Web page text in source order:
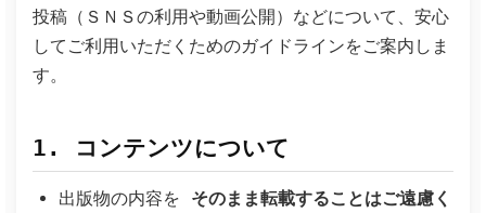
投稿（ＳＮＳの利用や動画公開）などについて、安心
してご利用いただくためのガイドラインをご案内しま
す。
1. コンテンツについて
出版物の内容を そのまま転載することはご遠慮く